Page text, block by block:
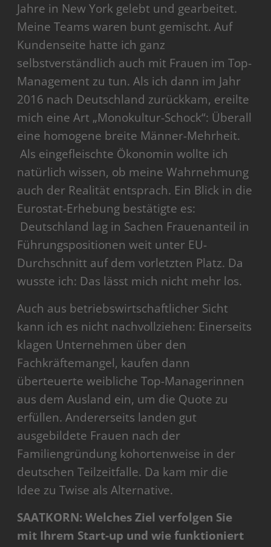
Jahre in New York gelebt und gearbeitet.
Meine Teams waren bunt gemischt. Auf
Kundenseite hatte ich ganz
selbstverständlich auch mit Frauen im Top-
Management zu tun. Als ich dann im Jahr
2016 nach Deutschland zurückkam, ereilte
mich eine Art „Monokultur-Schock“: Überall
eine homogene breite Männer-Mehrheit.
Als eingefleischte Ökonomin wollte ich
natürlich wissen, ob meine Wahrnehmung
auch der Realität entsprach. Ein Blick in die
Eurostat-Erhebung bestätigte es:
Deutschland lag in Sachen Frauenanteil in
Führungspositionen weit unter EU-
Durchschnitt auf dem vorletzten Platz. Da
wusste ich: Das lässt mich nicht mehr los.
Auch aus betriebswirtschaftlicher Sicht
kann ich es nicht nachvollziehen: Einerseits
klagen Unternehmen über den
Fachkräftemangel, kaufen dann
überteuerte weibliche Top-Managerinnen
aus dem Ausland ein, um die Quote zu
erfüllen. Andererseits landen gut
ausgebildete Frauen nach der
Familiengründung kohortenweise in der
deutschen Teilzeitfalle. Da kam mir die
Idee zu Twise als Alternative.
SAATKORN: Welches Ziel verfolgen Sie
mit Ihrem Start-up und wie funktioniert